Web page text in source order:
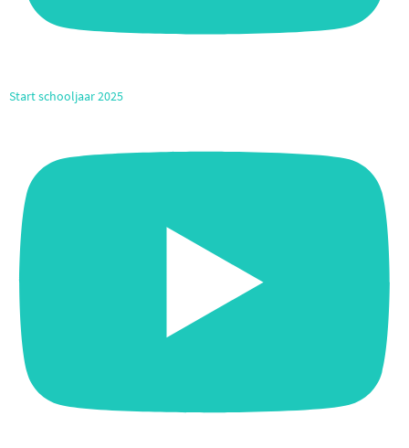
Start schooljaar 2025